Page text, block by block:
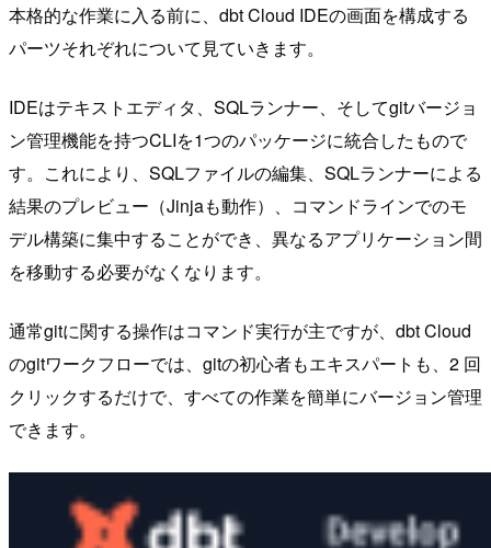
本格的な作業に入る前に、dbt Cloud IDEの画面を構成する
パーツそれぞれについて見ていきます。
IDEはテキストエディタ、SQLランナー、そしてgitバージョ
ン管理機能を持つCLIを1つのパッケージに統合したもので
す。これにより、SQLファイルの編集、SQLランナーによる
結果のプレビュー（Jinjaも動作）、コマンドラインでのモ
デル構築に集中することができ、異なるアプリケーション間
を移動する必要がなくなります。
通常gitに関する操作はコマンド実行が主ですが、dbt Cloud
のgitワークフローでは、gitの初心者もエキスパートも、2 回
クリックするだけで、すべての作業を簡単にバージョン管理
できます。